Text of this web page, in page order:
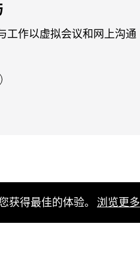
工作以虚拟会议和网上沟通
获得最佳的体验。 浏览更多